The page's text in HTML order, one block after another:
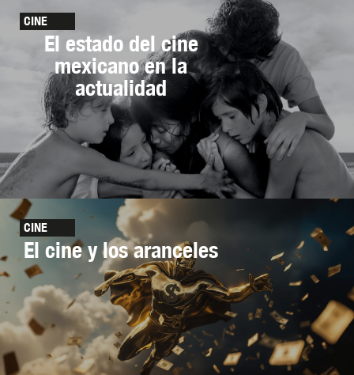
CINE
El estado del cine
mexicano en la
actualidad
CINE
El cine y los aranceles